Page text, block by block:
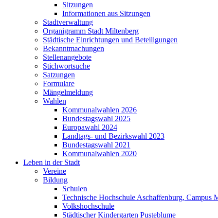
Sitzungen
Informationen aus Sitzungen
Stadtverwaltung
Organigramm Stadt Miltenberg
Städtische Einrichtungen und Beteiligungen
Bekanntmachungen
Stellenangebote
Stichwortsuche
Satzungen
Formulare
Mängelmeldung
Wahlen
Kommunalwahlen 2026
Bundestagswahl 2025
Europawahl 2024
Landtags- und Bezirkswahl 2023
Bundestagswahl 2021
Kommunalwahlen 2020
Leben in der Stadt
Vereine
Bildung
Schulen
Technische Hochschule Aschaffenburg, Campus
Volkshochschule
Städtischer Kindergarten Pusteblume